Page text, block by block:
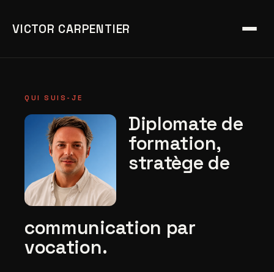
VICTOR CARPENTIER
QUI SUIS-JE
Diplomate de
formation,
stratège de
communication par
vocation.